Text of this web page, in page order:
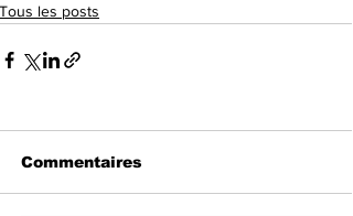
Tous les posts
Commentaires